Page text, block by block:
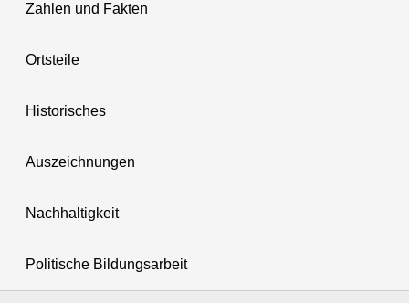
Zahlen und Fakten
Ortsteile
Historisches
Auszeichnungen
Nachhaltigkeit
Politische Bildungsarbeit